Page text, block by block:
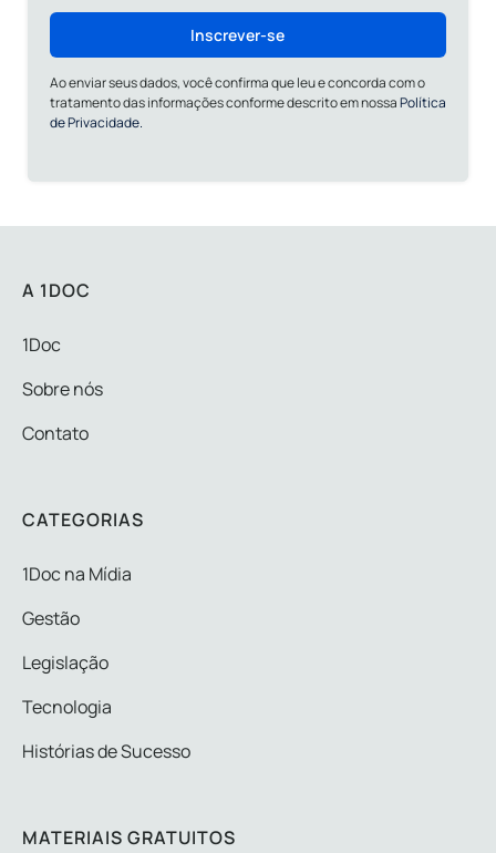
Inscrever-se
Ao enviar seus dados, você confirma que leu e concorda com o
tratamento das informações conforme descrito em nossaPolítica
de Privacidade.
A 1DOC
1Doc
Sobre nós
Contato
CATEGORIAS
1Doc na Mídia
Gestão
Legislação
Tecnologia
Histórias de Sucesso
MATERIAIS GRATUITOS